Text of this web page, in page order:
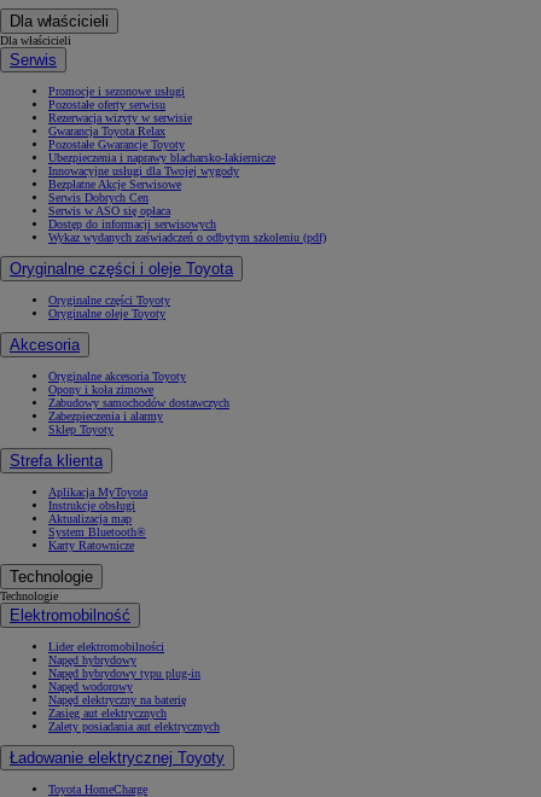
Dla właścicieli
Dla właścicieli
Serwis
Promocje i sezonowe usługi
Pozostałe oferty serwisu
Rezerwacja wizyty w serwisie
Gwarancja Toyota Relax
Pozostałe Gwarancje Toyoty
Ubezpieczenia i naprawy blacharsko-lakiernicze
Innowacyjne usługi dla Twojej wygody
Bezpłatne Akcje Serwisowe
Serwis Dobrych Cen
Serwis w ASO się opłaca
Dostęp do informacji serwisowych
Wykaz wydanych zaświadczeń o odbytym szkoleniu (pdf)
Oryginalne części i oleje Toyota
Oryginalne części Toyoty
Oryginalne oleje Toyoty
Akcesoria
Oryginalne akcesoria Toyoty
Opony i koła zimowe
Zabudowy samochodów dostawczych
Zabezpieczenia i alarmy
Sklep Toyoty
Strefa klienta
Aplikacja MyToyota
Instrukcje obsługi
Aktualizacja map
System Bluetooth®
Karty Ratownicze
Technologie
Technologie
Elektromobilność
Lider elektromobilności
Napęd hybrydowy
Napęd hybrydowy typu plug-in
Napęd wodorowy
Napęd elektryczny na baterię
Zasięg aut elektrycznych
Zalety posiadania aut elektrycznych
Ładowanie elektrycznej Toyoty
Toyota HomeCharge